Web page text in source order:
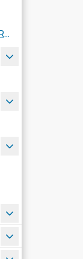
POWIATOWY INSPEKTORAT NADZORU BUDOWLANEGO